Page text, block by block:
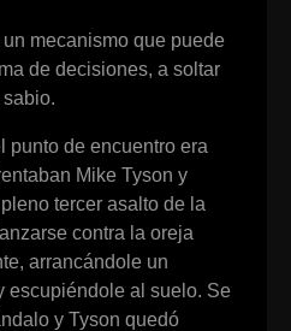
mecanismo que puede
de decisiones, a soltar
punto de encuentro era
Mike Tyson y
tercer asalto de la
contra la oreja
arrancándole un
escupiéndole al suelo. Se
y Tyson quedó